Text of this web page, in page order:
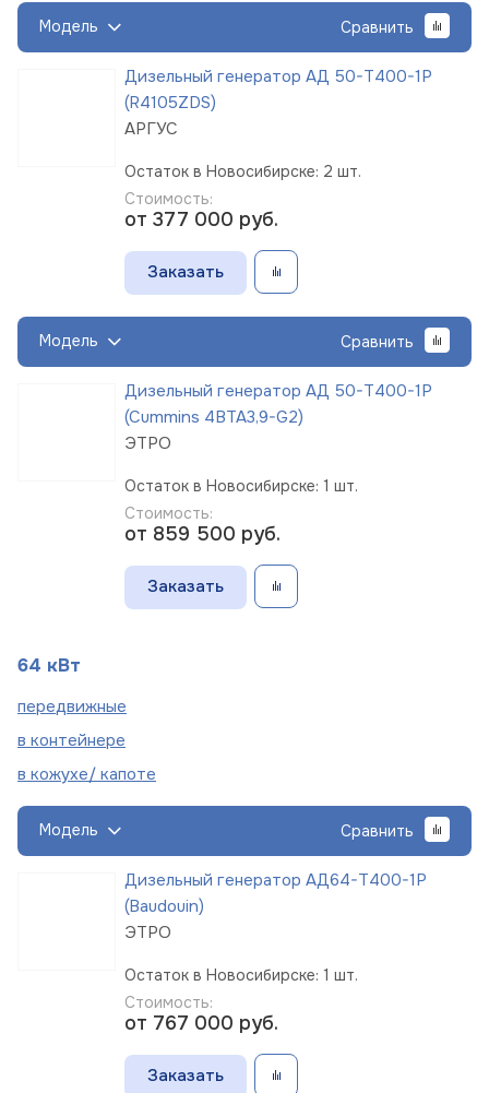
Модель Сравнить
Дизельный генератор АД 50-Т400-1Р
(R4105ZDS)
АРГУС
Остаток в Новосибирске: 2 шт.
Стоимость:
от 377 000 руб.
Заказать
Модель Сравнить
Дизельный генератор АД 50-Т400-1Р
(Cummins 4BTA3,9-G2)
ЭТРО
Остаток в Новосибирске: 1 шт.
Стоимость:
от 859 500 руб.
Заказать
64 кВт
передвижные
в контейнере
в кожухе/ капоте
Модель Сравнить
Дизельный генератор АД64-Т400-1Р
(Baudouin)
ЭТРО
Остаток в Новосибирске: 1 шт.
Стоимость:
от 767 000 руб.
Заказать